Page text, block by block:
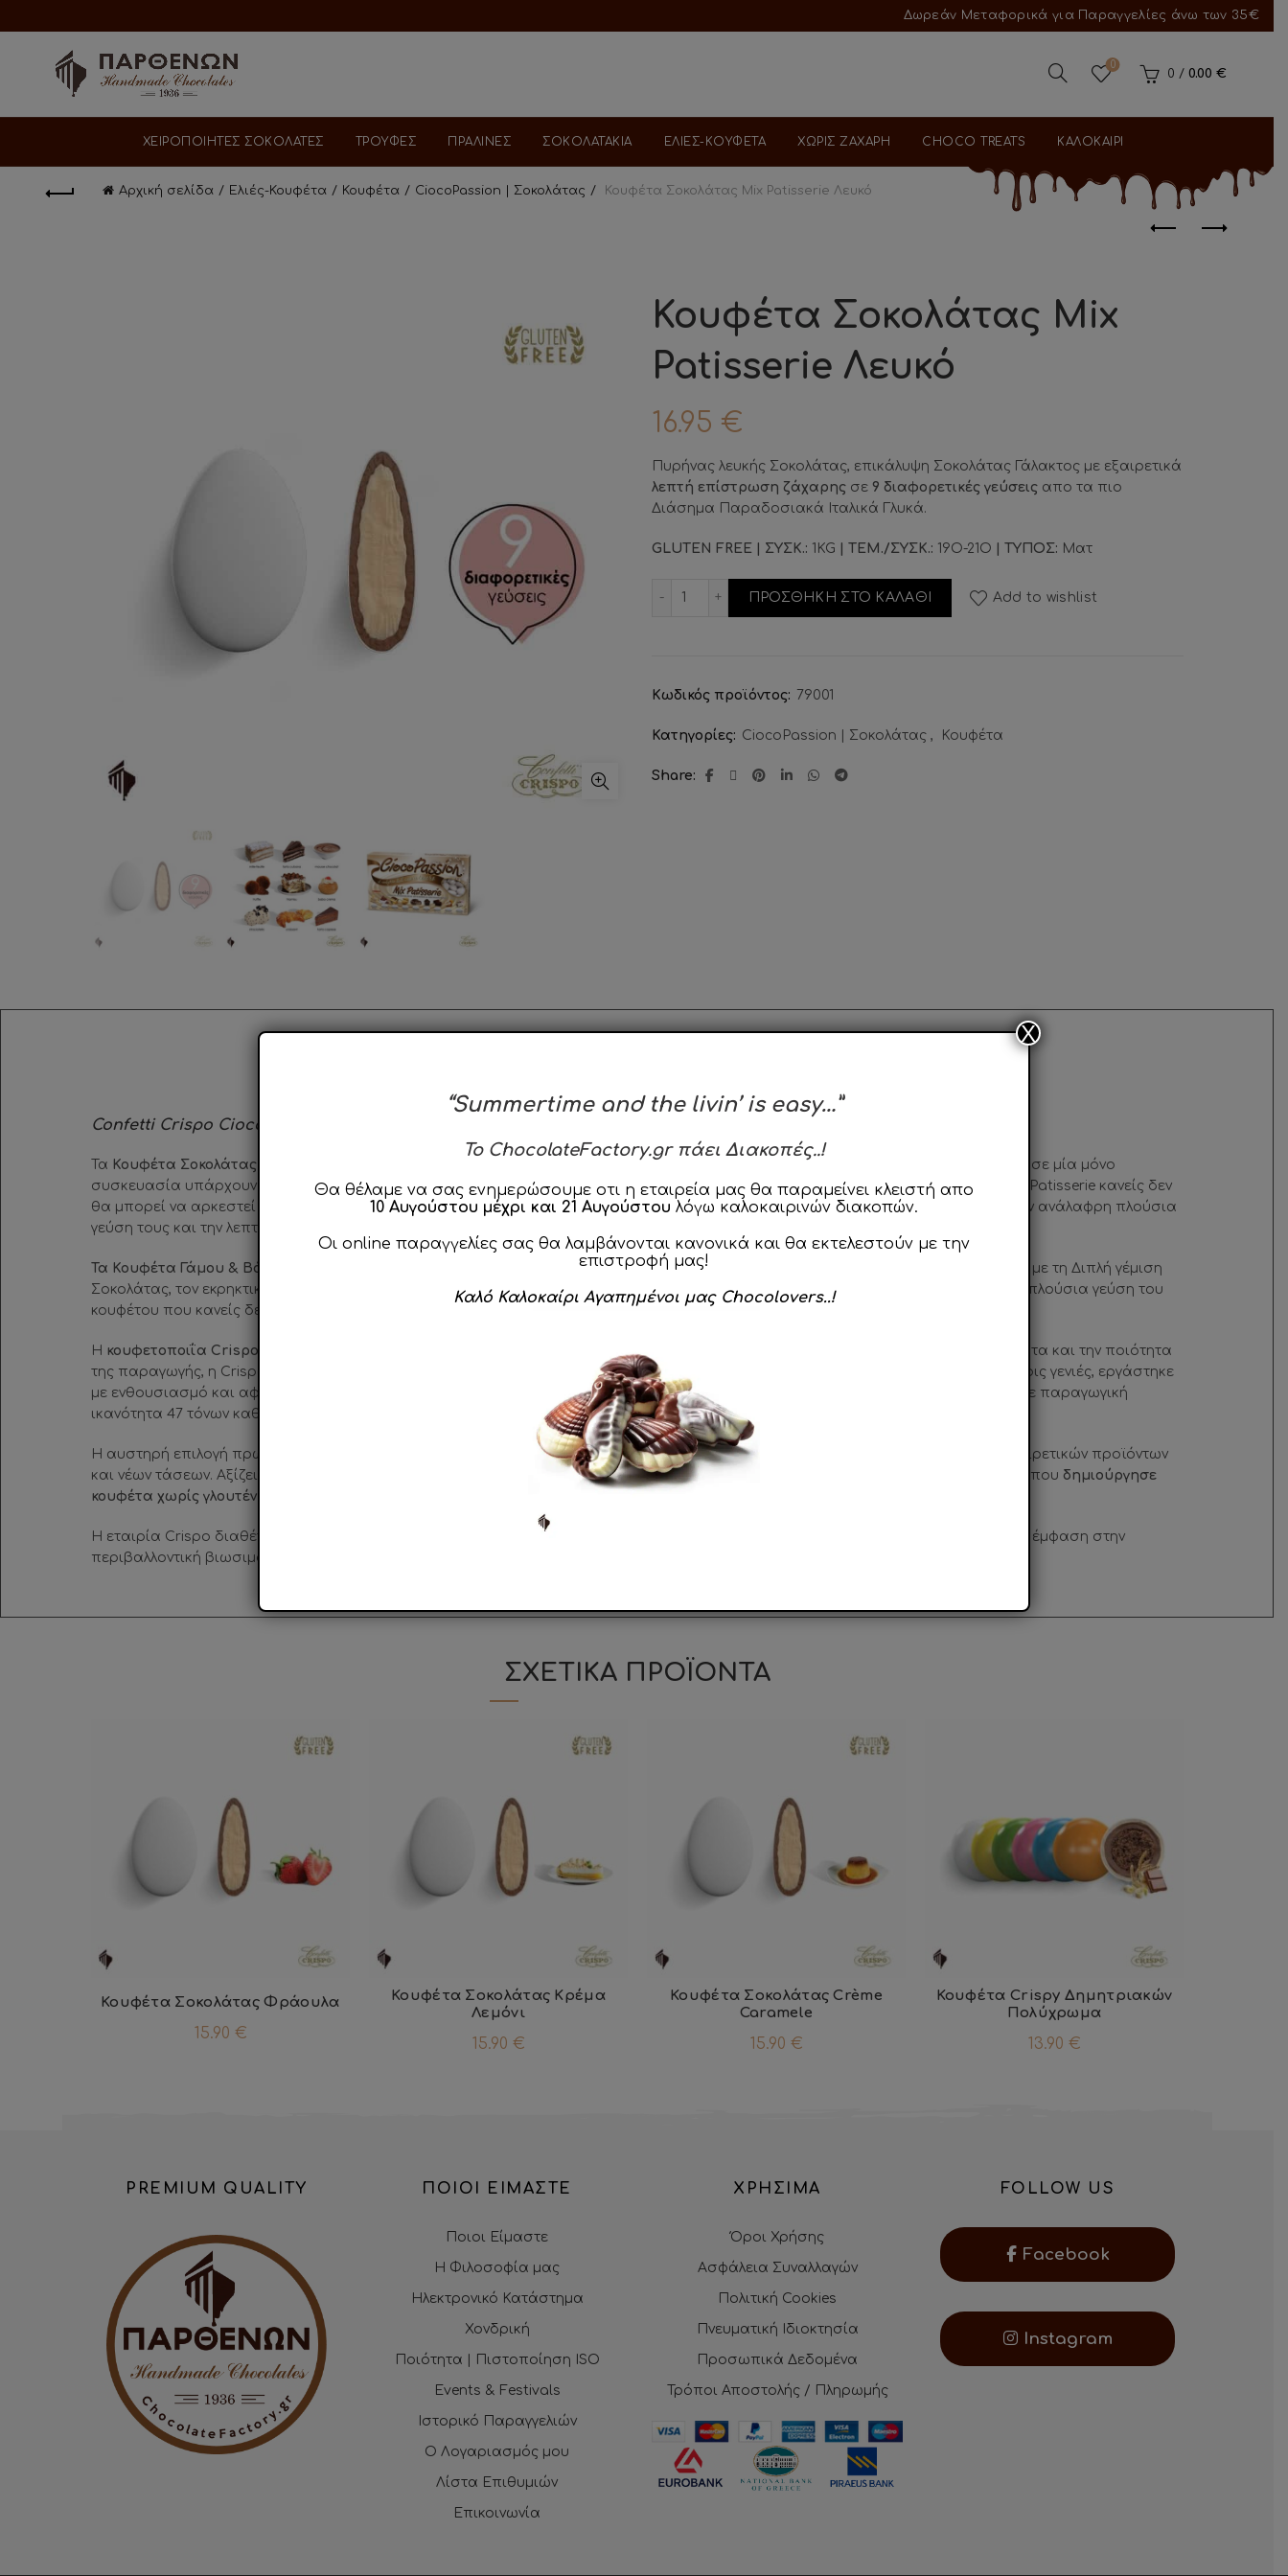
Δωρεάν Μεταφορικά για Παραγγελίες άνω των 35€
0
0 / 0.00€
ΧΕΙΡΟΠΟΙΗΤΕΣ ΣΟΚΟΛΑΤΕΣ ΤΡΟΥΦΕΣ ΠΡΑΛΙΝΕΣ ΣΟΚΟΛΑΤΑΚΙΑ ΕΛΙΕΣ-ΚΟΥΦΕΤΑ ΧΩΡΙΣ ΖΑΧΑΡΗ CHOCO TREATS ΚΑΛΟΚΑΙΡΙ
Αρχική σελίδα Ελιές-Κουφέτα Κουφέτα CiocoPassion | Σοκολάτας Κουφέτα Σοκολάτας Mix Patisserie Λευκό
Κουφέτα Σοκολάτας Mix
Patisserie Λευκό
16.95 €
Πυρήνας λευκής Σοκολάτας, επικάλυψη Σοκολάτας Γάλακτος με εξαιρετικά
λεπτή επίστρωση ζάχαρηςσε 9 διαφορετικές γεύσειςαπο τα πιο
Διάσημα Παραδοσιακά Ιταλικά Γλυκά.
GLUTEN FREE | ΣΥΣΚ.: 1KG | ΤΕΜ./ΣΥΣΚ.: 19Ο-21Ο | ΤΥΠΟΣ: Ματ
Κουφέτα Σοκολάτας Mix Patisserie Λευκό ποσότητα
ΠΡΟΣΘΗΚΗ ΣΤΟ ΚΑΛΑΘΙ Add to wishlist
Κωδικός προϊόντος: 79001
Κατηγορίες: CiocoPassion | Σοκολάτας , Κουφέτα
Share
Confetti Crispo CiocoPassion
Τα Κουφέτα Σοκολάτας CiocoPassion
θα χαρίσουν σε εσάς και του καλεσμένους σας ένα μυστήριο γεύσης… Καθώς σε μία μόνο
συσκευασία υπάρχουν9 διαφορετικές γεύσειςαπο τα πιοΔιάσημα Παραδοσιακά Ιταλικά Γλυκά.Με την επιλογή CiocoPassion Mix Patisserie κανείς δεν
θα μπορεί να αρκεστεί σε ένα μόνο κουφέτο! Πέρα απο τις 9 διαφορετικές γεύσεις, χαρακτηρίζονται από την κρεμώδη υφή τους, την ανάλαφρη πλούσια
γεύση τους και την λεπτή επίστρωση ζάχαρης!
Τα Κουφέτα Γάμου & Βάπτισης
Ciocopassion θα προσφέρουν σε εσάς και τους καλεσμένους σας μια ξεχωριστή γευστική εμπειρία με τη Διπλή γέμιση
Σοκολάτας, τον εκρηκτικό συνδυασμό γεύσεων και τη φινέτσα τους. Η σειρά CiocoPassion λιώνει στο στόμα και απελευθερώνει την πλούσια γεύση του
κουφέτου που κανείς δε θα ξεχάσει!
Η κουφετοποιΐα Crispo ιδρύθηκε το 189Ο
στη Νάπολη με κύριο σκοπό την παραγωγή κουφέτων. Με τον επαγγελματισμό, την ικανότητα και την ποιότητα
της παραγωγής, η Crispo κατάφερε να εδραιωθεί στην Ιταλία αλλά και παγκοσμίως ως κορυφαίος παραγωγός κουφέτων. Για τέσσερις γενιές, εργάστηκε
με ενθουσιασμό και αφοσίωση, με αποτέλεσμα να διαθέτει σήμερα δύο μονάδες παραγωγής, συνολικής επιφάνειας 2Ο.ΟΟΟ τ.μ., με παραγωγική
ικανότητα 47 τόνων καθημερινά και εξαγωγές σε περισσότερες από 5Ο χώρες σε όλο τον κόσμο.
Η αυστηρή επιλογή πρώτων υλών σε συνδυασμό με την τεχνογνωσία που πέρασε από γενιά σε γενιά οδήγησαν στη δημιουργία εξαιρετικών προϊόντων
και νέων τάσεων. Αξίζει να σημειωθεί ότι είναι η
πρώτη κουφετοποιΐα που δημιούργησε κουφέτα σοκολάτας , ενώ το 2Ο16, η πρώτη που δημιούργησε
κουφέτα χωρίς γλουτένη.
Η εταιρία Crispo διαθέτει
και η διαδικασία παραγωγής γίνεται με έμφαση στην
περιβαλλοντική βιωσιμότητα.
ΣΧΕΤΙΚΑ ΠΡΟΪΟΝΤΑ
Κουφέτα Σοκολάτας Φράουλα
15.90 €
Κουφέτα Σοκολάτας Κρέμα
Λεμόνι
15.90 €
Κουφέτα Σοκολάτας Crème
Caramele
15.90 €
Κουφέτα Crispy Δημητριακών
Πολύχρωμα
13.90 €
PREMIUM QUALITY ΠΟΙΟΙ ΕΙΜΑΣΤΕ
Ποιοι Είμαστε
Η Φιλοσοφία μας
Ηλεκτρονικό Κατάστημα
Χονδρική
Ποιότητα | Πιστοποίηση ISO
Events & Festivals
Ιστορικό Παραγγελιών
Ο Λογαριασμός μου
Λίστα Επιθυμιών
Επικοινωνία
ΧΡΗΣΙΜΑ
Όροι Χρήσης
Ασφάλεια Συναλλαγών
Πολιτική Cookies
Πνευματική Ιδιοκτησία
Προσωπικά Δεδομένα
Τρόποι Αποστολής / Πληρωμής
FOLLOW US
Facebook
Instagram
“Summertime and the livin’ is easy…”
To ChocolateFactory.gr πάει Διακοπές..!
Θα θέλαμε να σας ενημερώσουμε οτι η εταιρεία μας θα παραμείνει κλειστή απο
10 Αυγούστου μέχρι και 21 Αυγούστου λόγω καλοκαιρινών διακοπών.
Οι online παραγγελίες σας θα λαμβάνονται κανονικά και θα εκτελεστούν με την
επιστροφή μας!
Καλό Καλοκαίρι Αγαπημένοι μας Chocolovers..!
X